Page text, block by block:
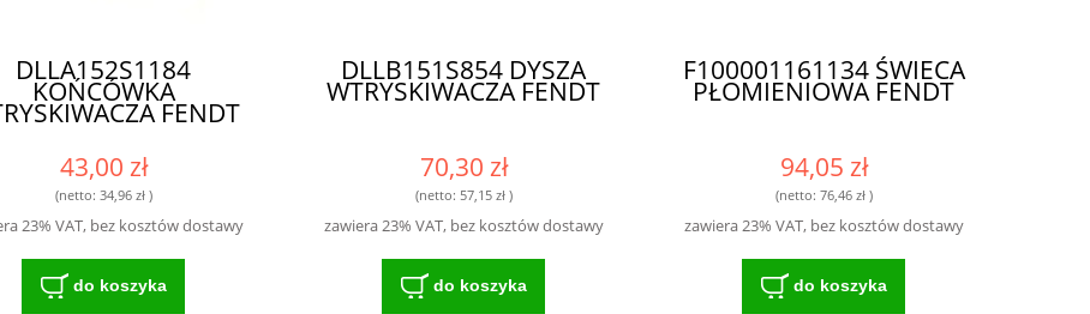
DLLA152S1184
KOŃCÓWKA
FENDT
43,00 zł
(netto: 34,96 zł)
23% VAT, bez kosztów dostawy
do koszyka
DLLB151S854 DYSZA
WTRYSKIWACZA FENDT
70,30 zł
(netto: 57,15 zł)
zawiera 23% VAT, bez kosztów dostawy
do koszyka
F100001161134 ŚWIECA
PŁOMIENIOWA FENDT
94,05 zł
(netto: 76,46 zł)
zawiera 23% VAT, bez kosztów dostawy
do koszyka